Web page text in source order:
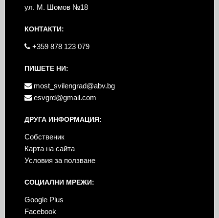
ул. М. Шомов №18
КОНТАКТИ:
+359 878 123 079
ПИШЕТЕ НИ:
most_svilengrad@abv.bg
esvgrd@gmail.com
ДРУГА ИНФОРМАЦИЯ:
Собственик
Карта на сайта
Условия за ползване
СОЦИАЛНИ МРЕЖИ:
Google Plus
Facebook